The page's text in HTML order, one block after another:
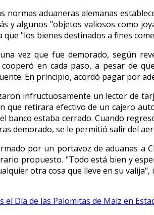
normas aduaneras alemanas
y algunos "objetos valiosos como
"los bienes destinados a fines
vez que fue demorado, según
cooperó en cada paso, a pesar de
En principio, acordó pagar por
infructuosamente un lector de
que retirara efectivo de un cajero
banco estaba cerrado. Cuando
demorado, se le permitió salir del
por un portavoz de aduanas a
propuesto. "Todo está bien y
otra cosa que lleve en su valija",